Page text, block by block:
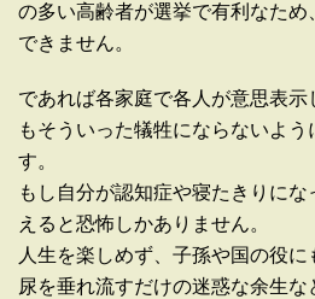
の多い高齢者が選挙で有利なた
できません。
であれば各家庭で各人が意思表
もそういった犠牲にならないよ
す。
もし自分が認知症や寝たきりに
えると恐怖しかありません。
人生を楽しめず、子孫や国の役
尿を垂れ流すだけの迷惑な余生な